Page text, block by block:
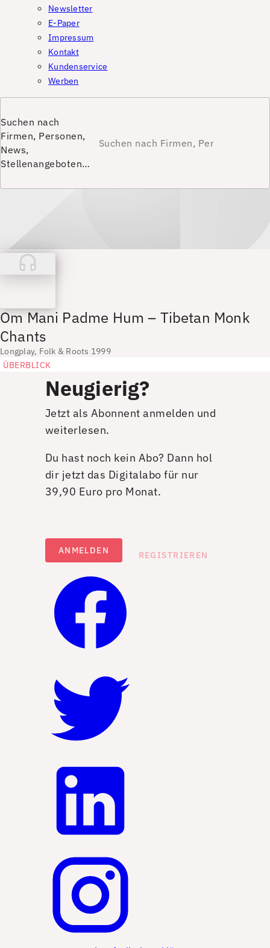
Newsletter
E-Paper
Impressum
Kontakt
Kundenservice
Werben
Suchen nach
Firmen, Personen,
News,
Stellenangeboten…
Om Mani Padme Hum – Tibetan Monk
Chants
Longplay, Folk & Roots 1999
ÜBERBLICK
Neugierig?
Jetzt als Abonnent anmelden und
weiterlesen.
Du hast noch kein Abo? Dann hol
dir jetzt das Digitalabo für nur
39,90 Euro pro Monat.
ANMELDEN REGISTRIEREN